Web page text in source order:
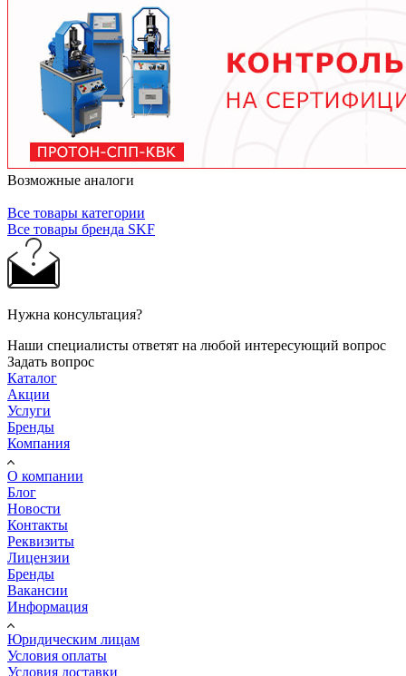
эксплуатации. Используйте только
рекомендованные производителем смазочные
материалы.
Возможные аналоги
Все товары категории
Все товары бренда SKF
Нужна консультация?
Наши специалисты ответят на любой интересующий вопрос
Задать вопрос
Каталог
Акции
Услуги
Бренды
Компания
О компании
Блог
Новости
Контакты
Реквизиты
Лицензии
Бренды
Вакансии
Информация
Юридическим лицам
Условия оплаты
Условия доставки